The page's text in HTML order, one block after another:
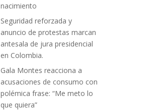
nacimiento
Seguridad reforzada y
anuncio de protestas marcan
antesala de jura presidencial
en Colombia.
Gala Montes reacciona a
acusaciones de consumo con
polémica frase: “Me meto lo
que quiera”